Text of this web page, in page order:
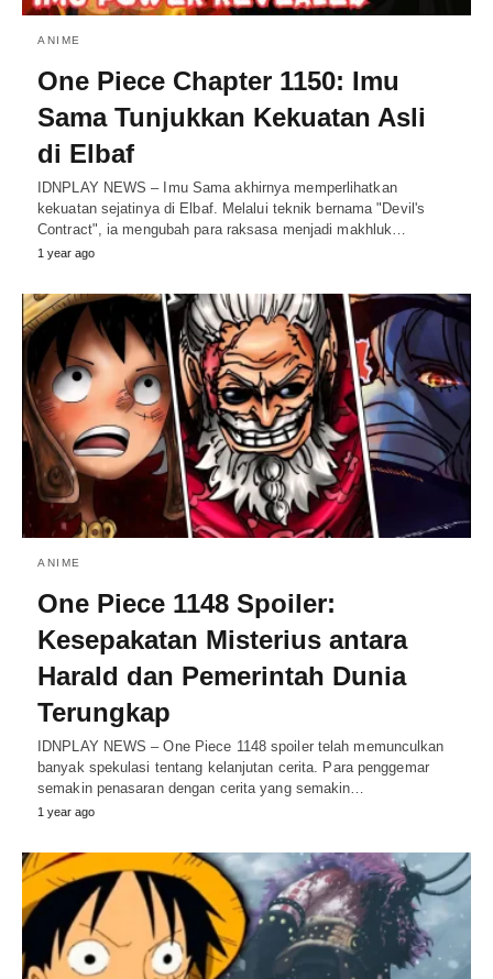
ANIME
One Piece Chapter 1150: Imu
Sama Tunjukkan Kekuatan Asli
di Elbaf
IDNPLAY NEWS – Imu Sama akhirnya memperlihatkan
kekuatan sejatinya di Elbaf. Melalui teknik bernama "Devil's
Contract", ia mengubah para raksasa menjadi makhluk…
1 year ago
ANIME
One Piece 1148 Spoiler:
Kesepakatan Misterius antara
Harald dan Pemerintah Dunia
Terungkap
IDNPLAY NEWS – One Piece 1148 spoiler telah memunculkan
banyak spekulasi tentang kelanjutan cerita. Para penggemar
semakin penasaran dengan cerita yang semakin…
1 year ago